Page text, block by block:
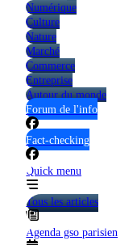
Numérique
Culture
Nature
Marché
Commerce
Entreprise
Autour du monde
Forum de l'info
Fact-checking
Quick menu
Tous les articles
Agenda gso parisien